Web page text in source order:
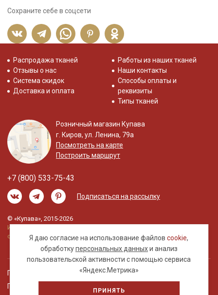
Сохраните себе в соцсети
Я даю согласие на использование файловcookie,
обработкуперсональных данныхи анализ
пользовательской активности с помощью сервиса
«Яндекс.Метрика»
ПРИНЯТЬ
Распродажа тканей
Отзывы о нас
Система скидок
Доставка и оплата
Работы из наших тканей
Наши контакты
Способы оплаты и
реквизиты
Типы тканей
Розничный магазин Купава
г. Киров, ул. Ленина, 79а
Посмотреть на карте
Построить маршрут
+7 (800) 533-75-43
Подписаться на рассылку
© «Купава», 2015-2026
Информация на сайте не является публичной
офертой.
Правовая информация
Политика обработки персональных данных